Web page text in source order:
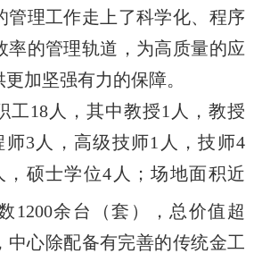
管理工作走上了科学化、程序
率的管理轨道，为高质量的应
加坚强有力的保障。
工18人，其中教授1人，教授
3人，高级技师1人，技师4
，硕士学位4人；场地面积近
1200余台（套），总价值超
中心除配备有完善的传统金工